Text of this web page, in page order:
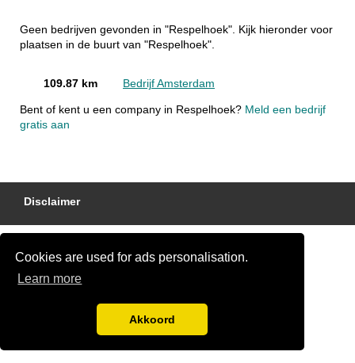
Cookies are used for ads personalisation.
Learn more
Akkoord
Geen bedrijven gevonden in "Respelhoek". Kijk hieronder voor
plaatsen in de buurt van "Respelhoek".
109.87 km Bedrijf Amsterdam
Bent of kent u een company in Respelhoek? Meld een bedrijf
gratis aan
Disclaimer